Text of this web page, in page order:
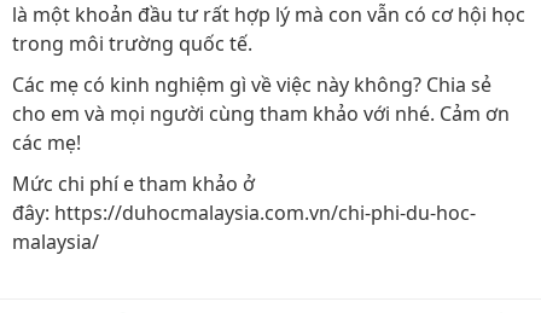
là một khoản đầu tư rất hợp lý mà con vẫn có cơ hội học
trong môi trường quốc tế.
Các mẹ có kinh nghiệm gì về việc này không? Chia sẻ
cho em và mọi người cùng tham khảo với nhé. Cảm ơn
các mẹ!
Mức chi phí e tham khảo ở
đây: https://duhocmalaysia.com.vn/chi-phi-du-hoc-
malaysia/